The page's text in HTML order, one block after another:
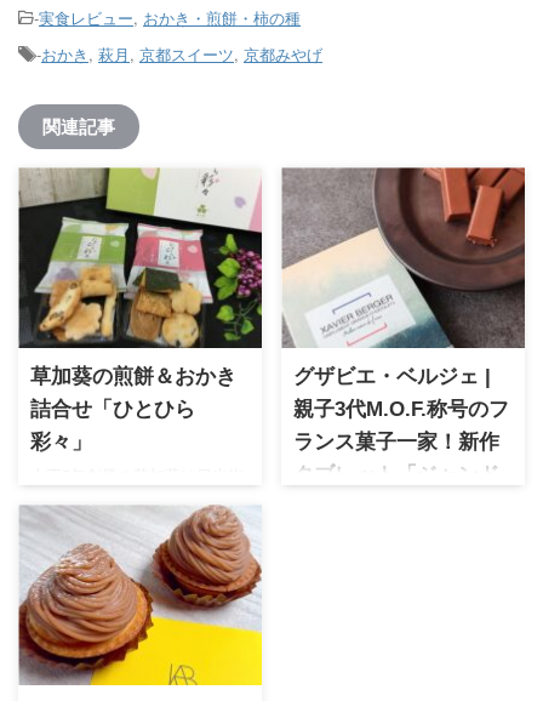
-実食レビュー, おかき・煎餅・柿の種
-おかき , 萩月 , 京都スイーツ, 京都みやげ
関連記事
草加葵の煎餅＆おかき
詰合せ「ひとひら
彩々」
道で歴史ある老舗ブランド。
煎餅に和＆洋を取り入れカジ
ュアルにアレンジした詰合せ
は可愛らしいパッケージで贈
り物にオススメです。
グザビエ・ベルジェ |
親子3代M.O.F.称号のフ
ランス菓子一家！新作
タブレット「ジャンド